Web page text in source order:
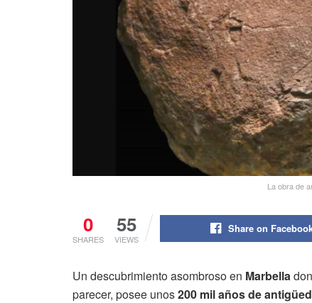
La obra de
0
SHARES
55
VIEWS
Share on
Un descubrimiento asombroso en Marbella
parecer, posee unos200 mil años de